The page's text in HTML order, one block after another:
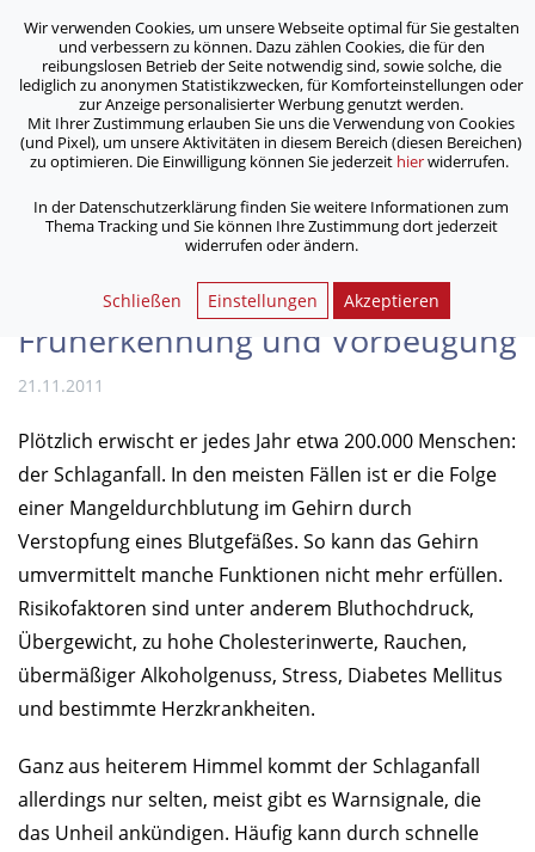
ASB Bonn/Rhein-Sieg/Eifel e.V.
bewegt Menschen
Home / Archiv /
Schlaganfall: Blitz aus heiterem Himmel? ASB gibt Tipps zur
Himmel? ASB gibt Tipps zur
Früher­kennung und Vorbeugung
21.11.2011
Plötzlich erwischt er jedes Jahr etwa 200.000 Menschen:
der Schlaganfall. In den meisten Fällen ist er die Folge
einer Mangeldurchblutung im Gehirn durch
Verstopfung eines Blutgefäßes. So kann das Gehirn
umvermittelt manche Funktionen nicht mehr erfüllen.
Risikofaktoren sind unter anderem Bluthochdruck,
Übergewicht, zu hohe Cholesterinwerte, Rauchen,
übermäßiger Alkoholgenuss, Stress, Diabetes Mellitus
und bestimmte Herzkrankheiten.
Ganz aus heiterem Himmel kommt der Schlaganfall
allerdings nur selten, meist gibt es Warnsignale, die
das Unheil ankündigen. Häufig kann durch schnelle
Wir verwenden Cookies, um unsere Webseite optimal für Sie gestalten
und verbessern zu können. Dazu zählen Cookies, die für den
reibungslosen Betrieb der Seite notwendig sind, sowie solche, die
lediglich zu anonymen Statistikzwecken, für Komforteinstellungen oder
zur Anzeige personalisierter Werbung genutzt werden.
Mit Ihrer Zustimmung erlauben Sie uns die Verwendung von Cookies
(und Pixel), um unsere Aktivitäten in diesem Bereich (diesen Bereichen)
zu optimieren. Die Einwilligung können Sie jederzeit hierwiderrufen.
In der Datenschutzerklärung finden Sie weitere Informationen zum
Thema Tracking und Sie können Ihre Zustimmung dort jederzeit
widerrufen oder ändern.
Schließen Einstellungen Akzeptieren